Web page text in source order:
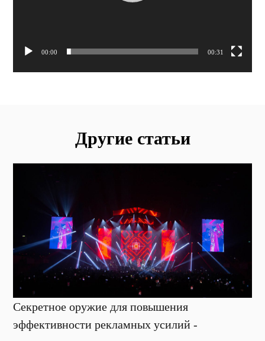
00:00 00:31
Другие статьи
Секретное оружие для повышения
эффективности рекламных усилий -